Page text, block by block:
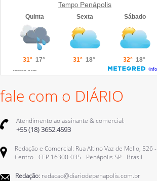
Tempo Penápolis
fale com o DIÁRIO
Atendimento ao assinante & comercial:
+55 (18) 3652.4593
Redação e Comercial: Rua Altino Vaz de Mello, 526 -
Centro - CEP 16300-035 - Penápolis SP - Brasil
Redação: redacao@diariodepenapolis.com.br